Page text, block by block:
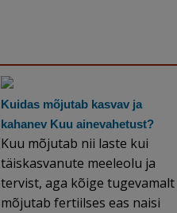
Kuidas mõjutab kasvav ja
kahanev Kuu ainevahetust?
Kuu mõjutab nii laste kui
täiskasvanute meeleolu ja
tervist, aga kõige tugevamalt
mõjutab fertiilses eas naisi